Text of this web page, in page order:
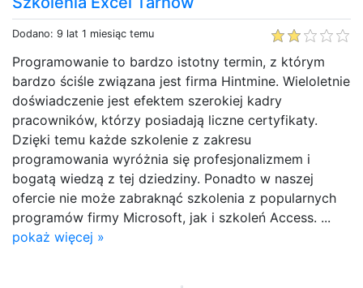
Dodano: 9 lat 1 miesiąc temu
Programowanie to bardzo istotny termin, z którym
bardzo ściśle związana jest firma Hintmine. Wieloletnie
doświadczenie jest efektem szerokiej kadry
pracowników, którzy posiadają liczne certyfikaty.
Dzięki temu każde szkolenie z zakresu
programowania wyróżnia się profesjonalizmem i
bogatą wiedzą z tej dziedziny. Ponadto w naszej
ofercie nie może zabraknąć szkolenia z popularnych
programów firmy Microsoft, jak i szkoleń Access. ...
pokaż więcej »